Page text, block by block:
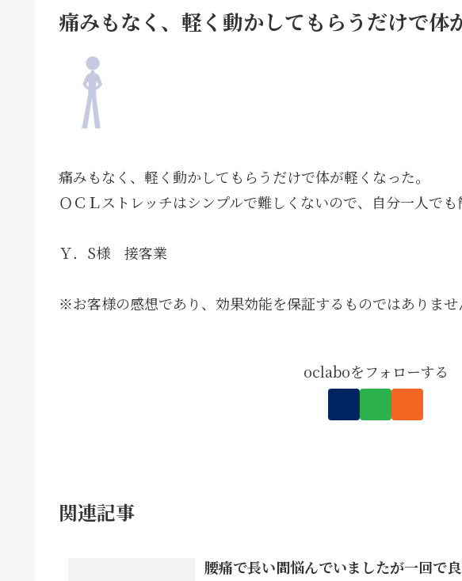
痛みもなく、軽く動かしてもらうだけで体
痛みもなく、軽く動かしてもらうだけで体が軽くなった。
ＯＣＬストレッチはシンプルで難しくないので、自分一人でも
Ｙ．S様 接客業
※お客様の感想であり、効果効能を保証するものではありませ
oclaboをフォローする
関連記事
腰痛で長い間悩んでいましたが一回で